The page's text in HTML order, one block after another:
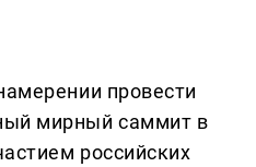
провести
мирный саммит в
российских